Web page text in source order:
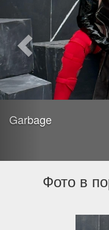
Garbage
Фото в